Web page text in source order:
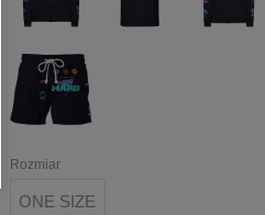
HARD
Szorty
kąpielowe
PARTY
HARD
Rozmiar
ONE SIZE